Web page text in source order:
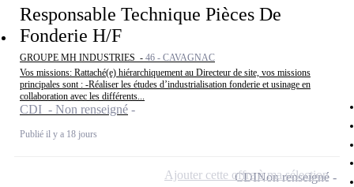
Responsable Technique Pièces De
Fonderie H/F
GROUPE MH INDUSTRIES - 46 - CAVAGNAC
Vos missions: Rattaché(e) hiérarchiquement au Directeur de site, vos missions
principales sont : -Réaliser les études d’industrialisation fonderie et usinage en
collaboration avec les différents...
CDI - Non renseigné
Publié il y a 18 jours
CDINon renseigné
Ajouter cette offre à ma sélection